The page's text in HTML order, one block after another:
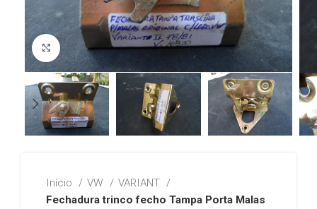
Click to enlarge
Início VW
VARIANT
Fechadura trinco fecho Tampa Porta Malas